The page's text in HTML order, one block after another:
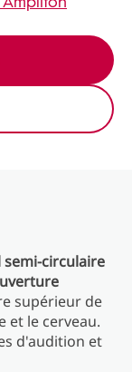
semi-circulaire
supérieur de
et le cerveau.
d'audition et